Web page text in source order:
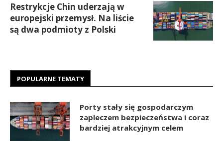
Restrykcje Chin uderzają w
europejski przemysł. Na liście
są dwa podmioty z Polski
POPULARNE TEMATY
Porty stały się gospodarczym
zapleczem bezpieczeństwa i coraz
bardziej atrakcyjnym celem